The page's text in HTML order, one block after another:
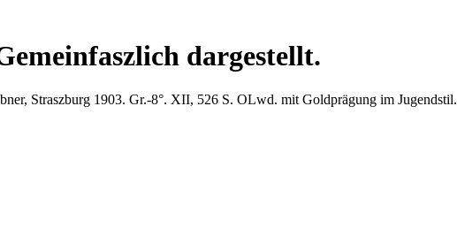
dargestellt.
Straszburg 1903. Gr.-8°. XII, 526 S. OLwd. mit Goldprägung im Jugendstil.